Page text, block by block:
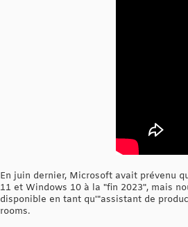
En juin dernier, Microsoft avait prévenu
11 et Windows 10 à la "fin 2023", mais
disponible en tant qu'"assistant de
rooms.